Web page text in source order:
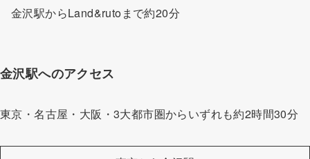
金沢駅からLand&rutoまで約20分
金沢駅へのアクセス
東京・名古屋・大阪・3大都市圏からいずれも約2時間30分